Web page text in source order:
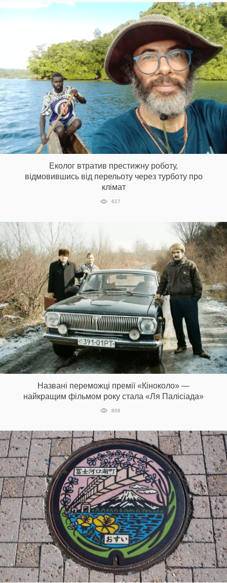
Еколог втратив престижну роботу,
відмовившись від перельоту через турботу про
клімат
627
Названі переможці премії «Кіноколо» —
найкращим фільмом року стала «Ля Палісіада»
808